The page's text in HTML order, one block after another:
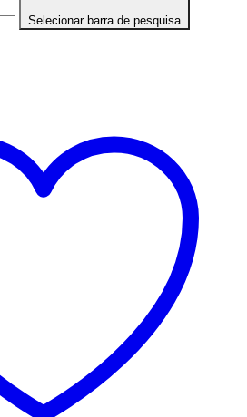
Selecionar barra de pesquisa